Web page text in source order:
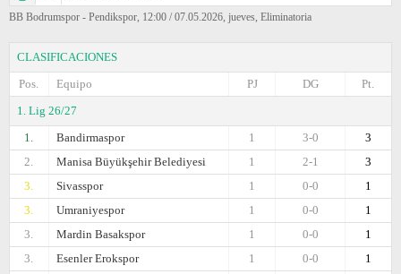
BB Bodrumspor - Pendikspor, 12:00 / 07.05.2026, jueves, Eliminatoria
CLASIFICACIONES
Pos.
Equipo Pt.
DG
PJ
1. Lig 26/27
1.
Bandirmaspor 3
3-0
1
2.
Manisa Büyükşehir Belediyesi 3
2-1
1
3.
Sivasspor 1
0-0
1
3.
Umraniyespor 1
0-0
1
3.
Mardin Basakspor 1
0-0
1
3.
Esenler Erokspor 1
0-0
1